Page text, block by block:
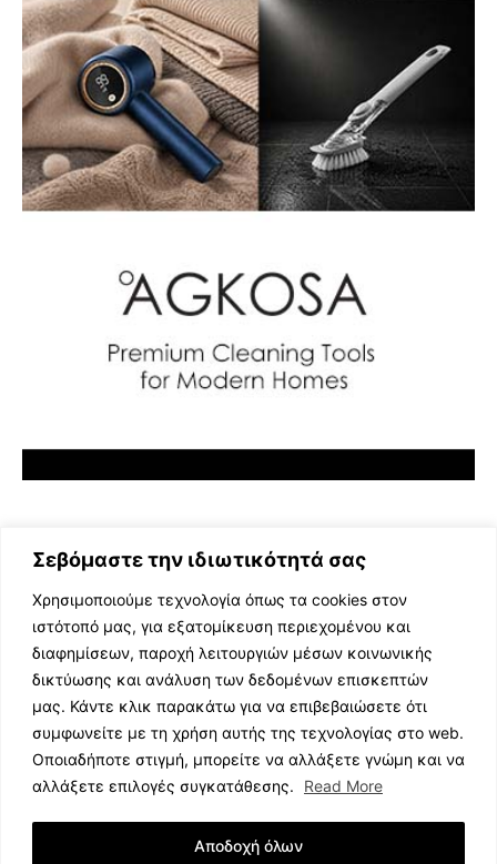
Σεβόμαστε την ιδιωτικότητά σας
Χρησιμοποιούμε τεχνολογία όπως τα cookies στον
ιστότοπό μας, για εξατομίκευση περιεχομένου και
διαφημίσεων, παροχή λειτουργιών μέσων κοινωνικής
δικτύωσης και ανάλυση των δεδομένων επισκεπτών
μας. Κάντε κλικ παρακάτω για να επιβεβαιώσετε ότι
συμφωνείτε με τη χρήση αυτής της τεχνολογίας στο web.
Οποιαδήποτε στιγμή, μπορείτε να αλλάξετε γνώμη και να
αλλάξετε επιλογές συγκατάθεσης.
Read More
Αποδοχή όλων
ΕΛΛΗΝΙΚΗ ΜΟΥΣΙΚΗ
TV SHOWS
EVENTS
ΘΕΑΤΡΟ
ΔΙΑΓΩΝΙΣΜΟΙ
STOA CULTURA